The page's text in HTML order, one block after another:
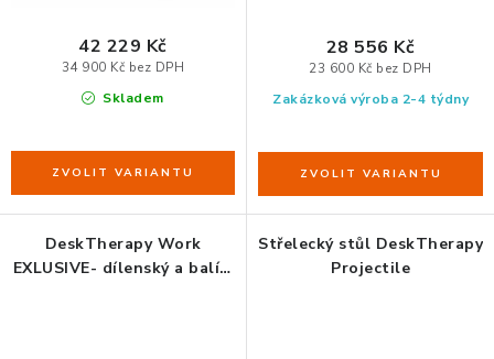
O nákupu Reklamace, výměna a vrácení
Showroom
Naše realizace, inspirace a návody
Kontakty
Skladem
34 900 Kč bez DPH
42 229 Kč
Zakázková výroba 2-4 týdny
23 600 Kč bez DPH
28 556 Kč
DeskTherapy Work
EXLUSIVE- dílenský a balící
Střelecký stůl DeskTherapy
Projectile